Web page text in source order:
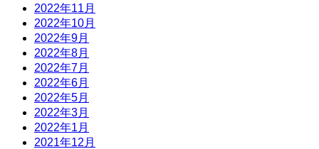
2022年11月
2022年10月
2022年9月
2022年8月
2022年7月
2022年6月
2022年5月
2022年3月
2022年1月
2021年12月